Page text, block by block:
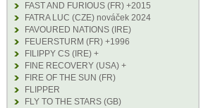
FAST AND FURIOUS (FR) +2015
FATRA LUC (CZE) nováček 2024
FAVOURED NATIONS (IRE)
FEUERSTURM (FR) +1996
FILIPPY CS (IRE) +
FINE RECOVERY (USA) +
FIRE OF THE SUN (FR)
FLIPPER
FLY TO THE STARS (GB)